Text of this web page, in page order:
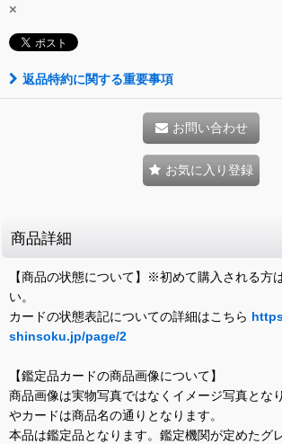
×
返品特約に関する重要事項
お問い合わせ
お気に入り登録
商品詳細
【商品の状態について】※初めて購入される方
い。
カードの状態表記についての詳細はこちら
shinsoku.jp/page/2
【鑑定品カードの商品画像について】
商品画像は実物写真ではなくイメージ写真とな
やカードは商品名の通りとなります。
本品は鑑定品となります。鑑定機関が定めたグ